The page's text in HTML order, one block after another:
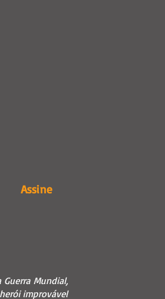
Assine
Mundial,
improvável